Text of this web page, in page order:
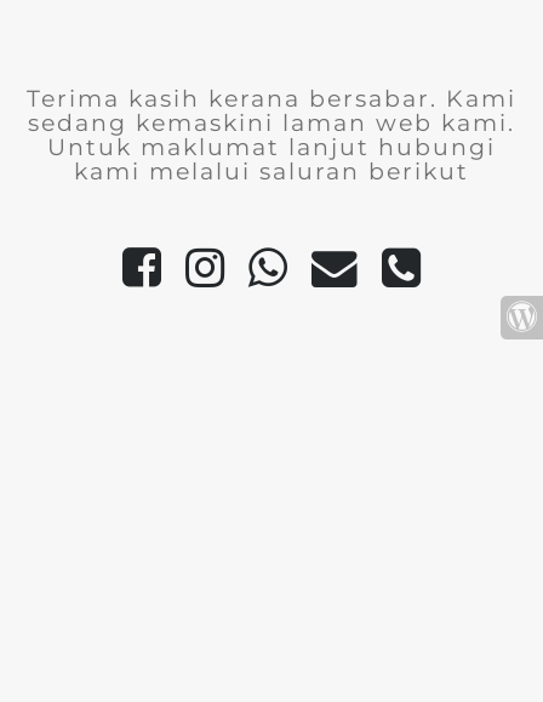
Terima kasih kerana bersabar. Kami
sedang kemaskini laman web kami.
Untuk maklumat lanjut hubungi
kami melalui saluran berikut